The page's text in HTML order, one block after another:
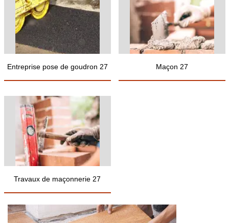
Entreprise pose de goudron 27 Maçon 27
Travaux de maçonnerie 27